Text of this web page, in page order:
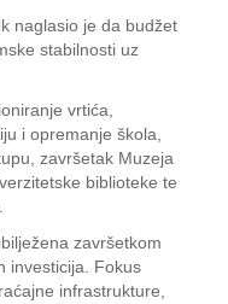
naglasio je da budžet
stabilnosti uz
vrtića,
i opremanje škola,
završetak Muzeja
biblioteke te
završetkom
investicija. Fokus
infrastrukture,